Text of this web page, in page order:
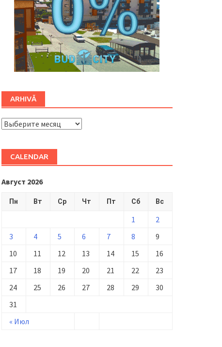
ARHIVĂ
ARHIVĂ
CALENDAR
Август 2026
Пн Вт Ср Чт Пт Сб Вс
« Июл
1
2
3
4 5 6 7 8
9
10
11 12 13 14 15
16
17
18 19 20 21 22
23
24
25 26 27 28 29
30
31